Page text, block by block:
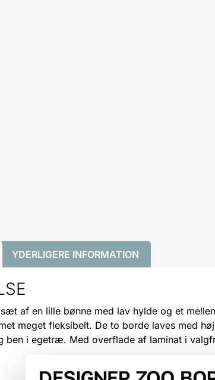
YDERLIGERE INFORMATION
af en lille bønne med lav hylde og et
meget fleksibelt. De to borde laves med
ben i egetræ. Med overflade af laminat i